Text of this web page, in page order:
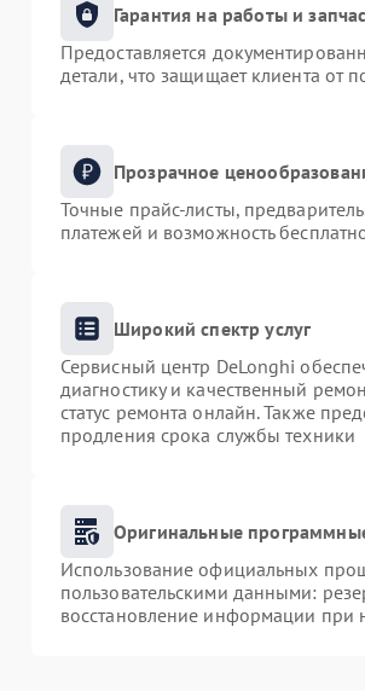
Гарантия на работы и
Предоставляется
детали, что защищает клиента от
Прозрачное
Точные прайс-листы,
платежей и возможность
Широкий спектр услуг
Сервисный центр DeLonghi
диагностику и качественный
статус ремонта онлайн. Также
продления срока службы техники
Оригинальные
Использование официальных
пользовательскими данными:
восстановление информации при